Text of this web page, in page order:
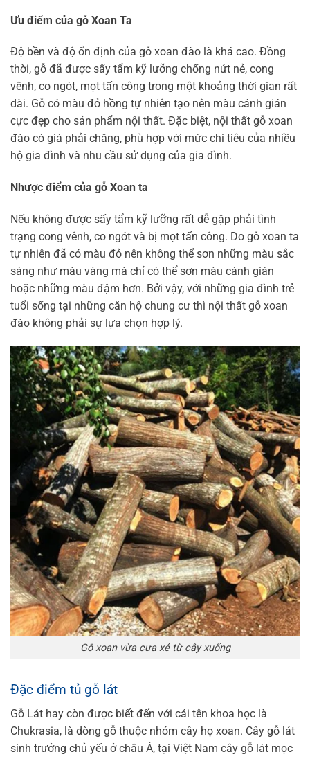
Ưu điểm của gỗ Xoan Ta
Độ bền và độ ổn định của gỗ xoan đào là khá cao. Đồng
thời, gỗ đã được sấy tẩm kỹ lưỡng chống nứt nẻ, cong
vênh, co ngót, mọt tấn công trong một khoảng thời gian rất
dài. Gỗ có màu đỏ hồng tự nhiên tạo nên màu cánh gián
cực đẹp cho sản phẩm nội thất. Đặc biệt, nội thất gỗ xoan
đào có giá phải chăng, phù hợp với mức chi tiêu của nhiều
hộ gia đình và nhu cầu sử dụng của gia đình.
Nhược điểm của gỗ Xoan ta
Nếu không được sấy tẩm kỹ lưỡng rất dễ gặp phải tình
trạng cong vênh, co ngót và bị mọt tấn công. Do gỗ xoan ta
tự nhiên đã có màu đỏ nên không thể sơn những màu sắc
sáng như màu vàng mà chỉ có thể sơn màu cánh gián
hoặc những màu đậm hơn. Bởi vậy, với những gia đình trẻ
tuổi sống tại những căn hộ chung cư thì nội thất gỗ xoan
đào không phải sự lựa chọn hợp lý.
Gỗ xoan vừa cưa xẻ từ cây xuống
Đặc điểm tủ gỗ lát
Gỗ Lát hay còn được biết đến với cái tên khoa học là
Chukrasia, là dòng gỗ thuộc nhóm cây họ xoan. Cây gỗ lát
sinh trưởng chủ yếu ở châu Á, tại Việt Nam cây gỗ lát mọc